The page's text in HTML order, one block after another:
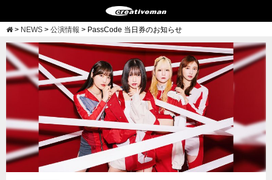
> NEWS > 公演情報 > PassCode 当日券のお知らせ